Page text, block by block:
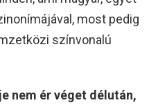
most pedig
színvonalú
nem ér véget délután,